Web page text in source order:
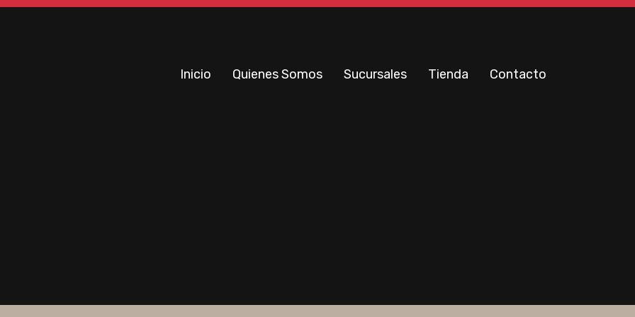
Inicio
Quienes Somos Sucursales Tienda Contacto